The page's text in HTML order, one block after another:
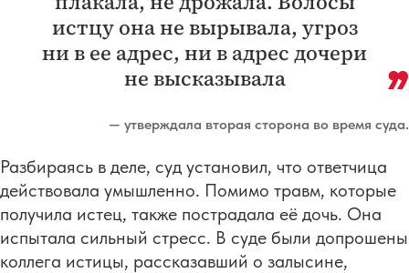
истцу она не вырывала, угроз
ни в ее адрес, ни в адрес дочери
не высказывала
— утверждала вторая сторона во время суда.
Разбираясь в деле, суд установил, что ответчица
действовала умышленно. Помимо травм, которые
получила истец, также пострадала её дочь. Она
испытала сильный стресс. В суде были допрошены
коллега истицы, рассказавший о залысине,